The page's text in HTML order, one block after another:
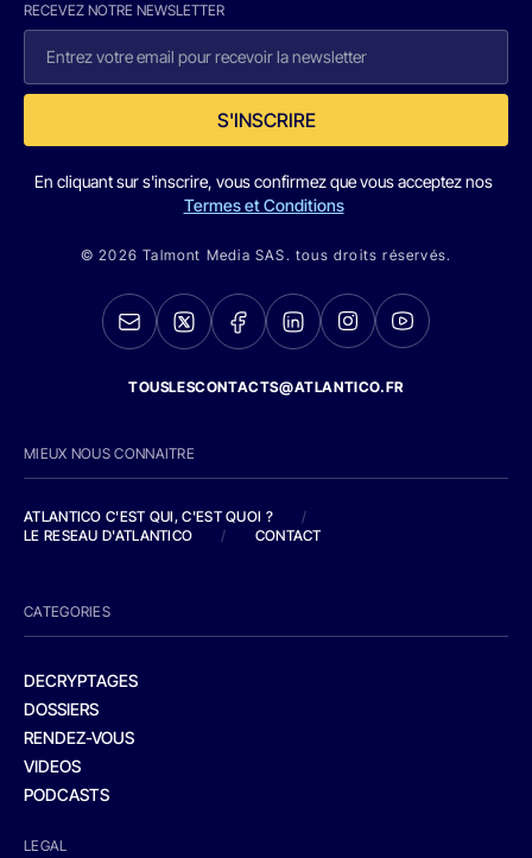
RECEVEZ NOTRE NEWSLETTER
S'INSCRIRE
En cliquant sur s'inscrire, vous confirmez que vous acceptez nos
Termes et Conditions
© 2026 Talmont Media SAS. tous droits réservés.
TOUSLESCONTACTS@ATLANTICO.FR
MIEUX NOUS CONNAITRE
ATLANTICO C'EST QUI, C'EST QUOI ?
/
LE RESEAU D'ATLANTICO
/ CONTACT
CATEGORIES
DECRYPTAGES
DOSSIERS
RENDEZ-VOUS
VIDEOS
PODCASTS
LEGAL